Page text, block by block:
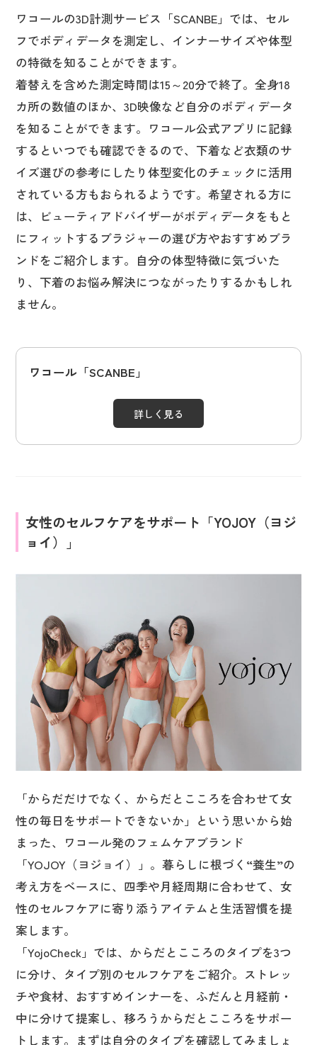
ワコールの3D計測サービス「SCANBE」では、セル
フでボディデータを測定し、インナーサイズや体型
の特徴を知ることができます。
着替えを含めた測定時間は15～20分で終了。全身18
カ所の数値のほか、3D映像など自分のボディデータ
を知ることができます。ワコール公式アプリに記録
するといつでも確認できるので、下着など衣類のサ
イズ選びの参考にしたり体型変化のチェックに活用
されている方もおられるようです。希望される方に
は、ビューティアドバイザーがボディデータをもと
にフィットするブラジャーの選び方やおすすめブラ
ンドをご紹介します。自分の体型特徴に気づいた
り、下着のお悩み解決につながったりするかもしれ
ません。
ワコール「SCANBE」
詳しく見る
女性のセルフケアをサポート「YOJOY（ヨジ
ョイ）」
「からだだけでなく、からだとこころを合わせて女
性の毎日をサポートできないか」という思いから始
まった、ワコール発のフェムケアブランド
「YOJOY（ヨジョイ）」。暮らしに根づく“養生”の
考え方をベースに、四季や月経周期に合わせて、女
性のセルフケアに寄り添うアイテムと生活習慣を提
案します。
「YojoCheck」では、からだとこころのタイプを3つ
に分け、タイプ別のセルフケアをご紹介。ストレッ
チや食材、おすすめインナーを、ふだんと月経前・
中に分けて提案し、移ろうからだとこころをサポー
トします。まずは自分のタイプを確認してみましょ